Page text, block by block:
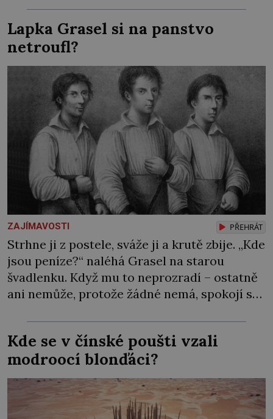
jim potvrdí také to, že na něj během výslechů
nikdo nevyvíjel fyzický ani psychický nátlak.
Syn brněnského řezníka chce být knězem a
[…]
Lapka Grasel si na panstvo
netroufl?
ZAJÍMAVOSTI PŘEHRÁT
Strhne ji z postele, sváže ji a krutě zbije. „Kde
jsou peníze?“ naléhá Grasel na starou
švadlenku. Když mu to neprozradí – ostatně
ani nemůže, protože žádné nemá, spokojí se
Zraněná žena pár dní nato umírá. Je to muž
nebývale krutý. Jeho činy budí hrůzu ještě
dlouho po jeho smrti […]
Kde se v čínské poušti vzali
modroocí blonďáci?